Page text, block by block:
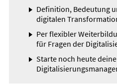
Definition, Bedeutung
digitalen
Per flexibler
für Fragen der
Starte noch heute deine